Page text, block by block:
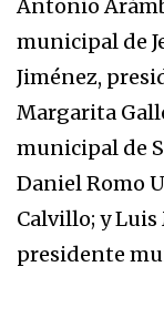
Antonio
municipal de
Jiménez,
Margarita
municipal de
Daniel Romo
Calvillo; y Luis
presidente